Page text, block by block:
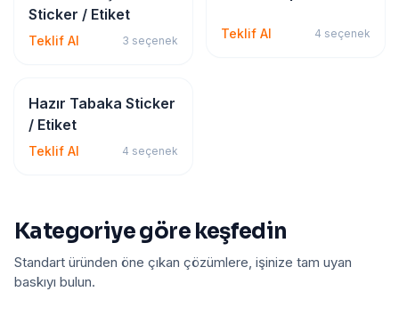
Sticker / Etiket
Teklif Al 3 seçenek Teklif Al 4 seçenek
Sticker & Etiket
Hazır Tabaka Sticker
/ Etiket
Teklif Al 4 seçenek
Kategoriye göre keşfedin
Standart üründen öne çıkan çözümlere, işinize tam uyan
baskıyı bulun.